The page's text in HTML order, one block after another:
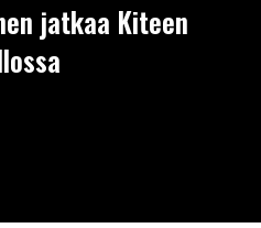
jatkaa Kiteen